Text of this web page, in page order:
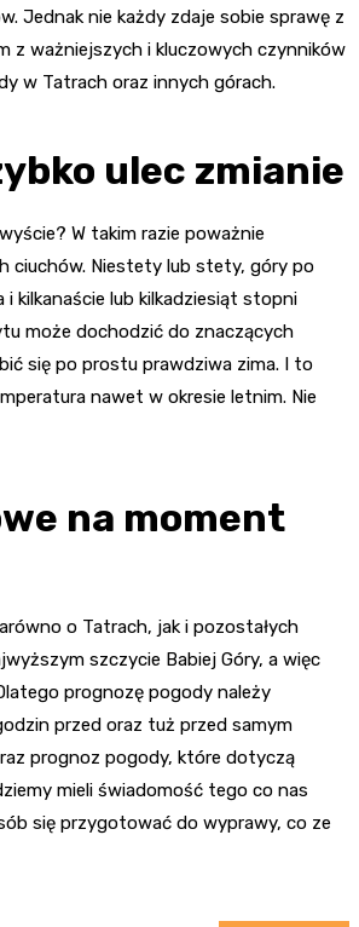
Jednak nie każdy zdaje sobie sprawę z
z ważniejszych i kluczowych czynników
w Tatrach oraz innych górach.
ulec zmianie
W takim razie poważnie
ciuchów. Niestety lub stety, góry po
kilkanaście lub kilkadziesiąt stopni
może dochodzić do znaczących
się po prostu prawdziwa zima. I to
nawet w okresie letnim. Nie
na moment
o Tatrach, jak i pozostałych
szczycie Babiej Góry, a więc
prognozę pogody należy
przed oraz tuż przed samym
prognoz pogody, które dotyczą
mieli świadomość tego co nas
się przygotować do wyprawy, co ze